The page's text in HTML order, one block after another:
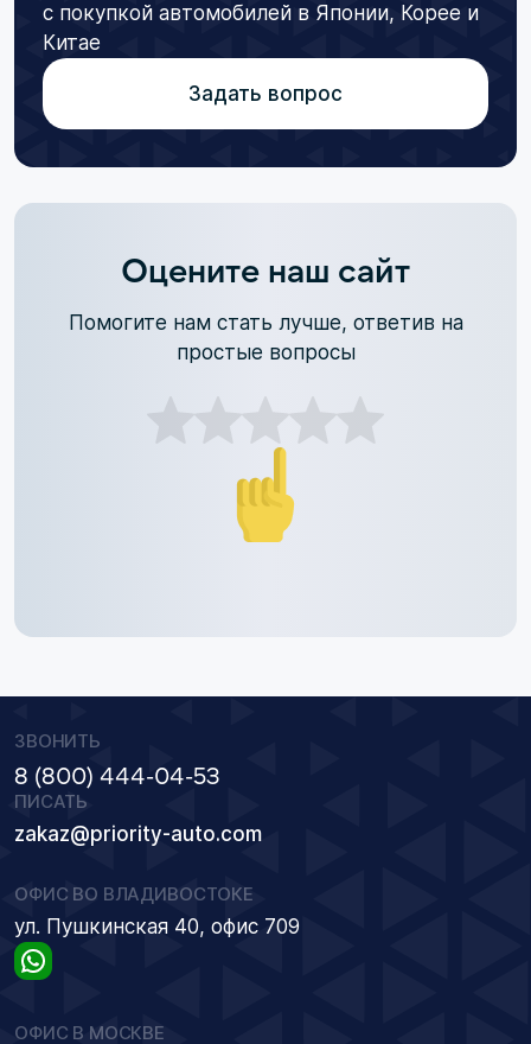
с покупкой автомобилей в Японии, Корее и
Китае
Задать вопрос
Оцените наш сайт
Помогите нам стать лучше, ответив на
простые вопросы
ЗВОНИТЬ
8 (800) 444-04-53
ПИСАТЬ
zakaz@priority-auto.com
ОФИС ВО ВЛАДИВОСТОКЕ
ул. Пушкинская 40, офис 709
ОФИС В МОСКВЕ